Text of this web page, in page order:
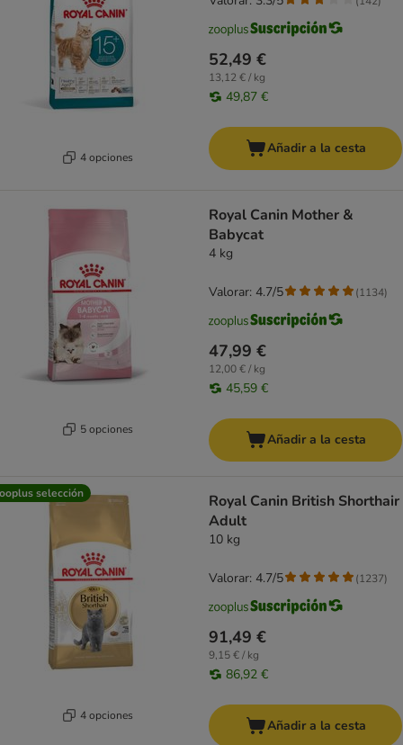
4 opciones
52,49 €
13,12 € / kg
49,87 €
Añadir a la cesta
5 opciones
Royal Canin Mother &
Babycat
4 kg
47,99 €
12,00 € / kg
45,59 €
Valorar: 4.7/5 (1134)
Añadir a la cesta
selección
4 opciones
Royal Canin British Shorthair
Adult
10 kg
91,49 €
9,15 € / kg
86,92 €
Valorar: 4.7/5 (1237)
Añadir a la cesta